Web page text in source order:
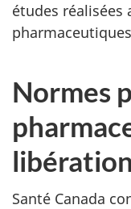
études réalisées
Normes
Santé Canada